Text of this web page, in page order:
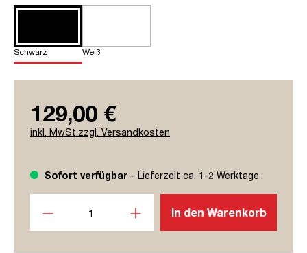
Schwarz Weiß
129,00 €
inkl. MwSt.zzgl. Versandkosten
Sofort verfügbar – Lieferzeit ca. 1-2 Werktage
In den Warenkorb